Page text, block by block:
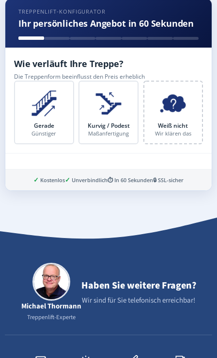
TREPPENLIFT-KONFIGURATOR
Ihr persönliches Angebot in 60 Sekunden
Wie verläuft Ihre Treppe?
Die Treppenform beeinflusst den Preis erheblich
Gerade
Günstiger
Kurvig / Podest
Maßanfertigung
Weiß nicht
Wir klären das
✓ Kostenlos✓ Unverbindlich⏱ In 60 Sekunden🔒 SSL-sicher
Michael Thormann
Treppenlift-Experte
Haben Sie weitere Fragen?
Wir sind für Sie telefonisch erreichbar!